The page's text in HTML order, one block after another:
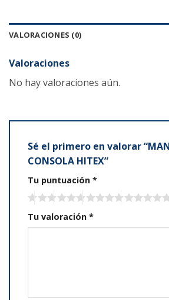
VALORACIONES (0)
Valoraciones
No hay valoraciones aún.
Sé el primero en valorar
CONSOLA HITEX”
Tu puntuación *
Tu valoración *